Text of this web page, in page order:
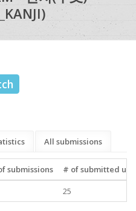
All submissions
submissions
# of submitted
25